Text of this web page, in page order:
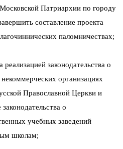
Патриархии по городу
составление проекта
паломничествах;
законодательства о
организациях
Православной Церкви и
о
учебных заведений
школам;